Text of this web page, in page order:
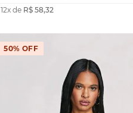
12x de R$ 58,32
50% OFF